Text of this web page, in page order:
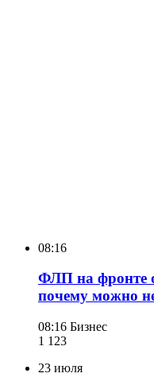
08:16
ФЛП на фронте
почему можно
08:16 Бизнес
1 123
23 июля